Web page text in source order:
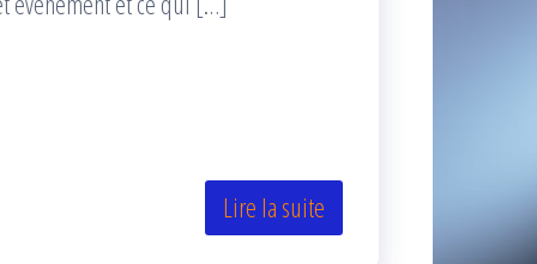
Lire la suite